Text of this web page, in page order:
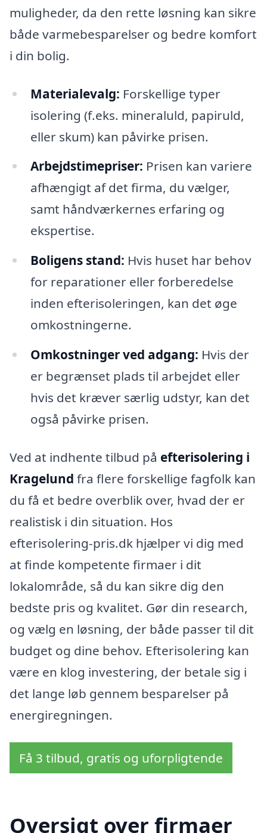
muligheder, da den rette løsning kan sikre
både varmebesparelser og bedre komfort
i din bolig.
Materialevalg: Forskellige typer
isolering (f.eks. mineraluld, papiruld,
eller skum) kan påvirke prisen.
Arbejdstimepriser: Prisen kan variere
afhængigt af det firma, du vælger,
samt håndværkernes erfaring og
ekspertise.
Boligens stand: Hvis huset har behov
for reparationer eller forberedelse
inden efterisoleringen, kan det øge
omkostningerne.
Omkostninger ved adgang: Hvis der
er begrænset plads til arbejdet eller
hvis det kræver særlig udstyr, kan det
også påvirke prisen.
Ved at indhente tilbud på efterisolering i
Kragelund fra flere forskellige fagfolk kan
du få et bedre overblik over, hvad der er
realistisk i din situation. Hos
efterisolering-pris.dk hjælper vi dig med
at finde kompetente firmaer i dit
lokalområde, så du kan sikre dig den
bedste pris og kvalitet. Gør din research,
og vælg en løsning, der både passer til dit
budget og dine behov. Efterisolering kan
være en klog investering, der betale sig i
det lange løb gennem besparelser på
energiregningen.
Få 3 tilbud, gratis og uforpligtende
Oversigt over firmaer